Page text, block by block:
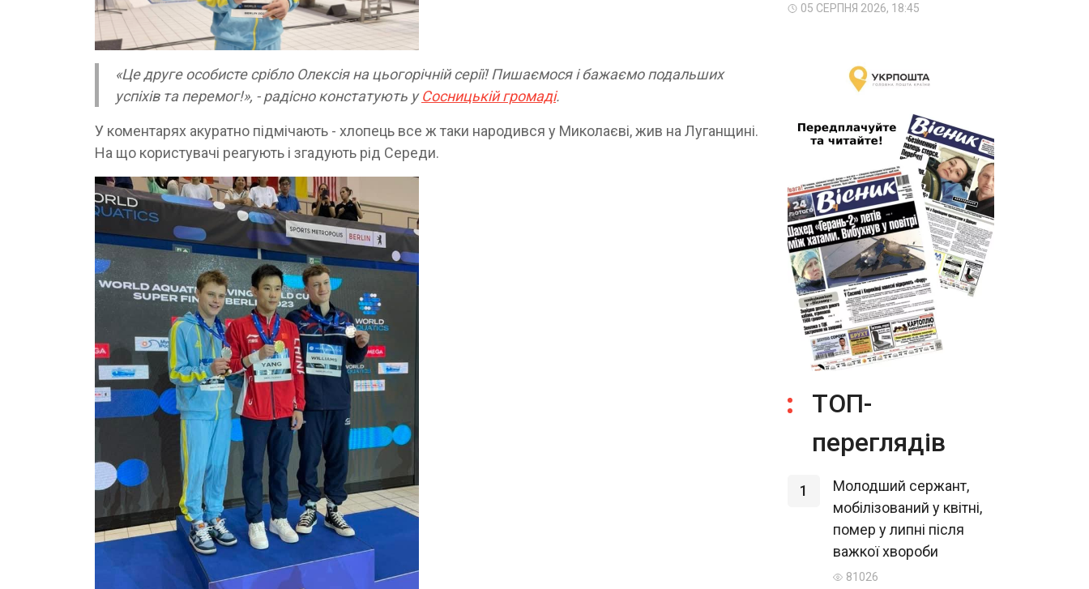
«Це друге особисте срібло Олексія на цьогорічній серії! Пишаємося і бажаємо подальших
успіхів та перемог!», - радісно констатують уСосницькій громаді.
У коментарях акуратно підмічають - хлопець все ж таки народився у Миколаєві, жив на Луганщині.
На що користувачі реагують і згадують рід Середи.
05 СЕРПНЯ 2026, 18:45
ТОП-
переглядів
1
Молодший сержант,
мобілізований у квітні,
помер у липні після
важкої хвороби
81026